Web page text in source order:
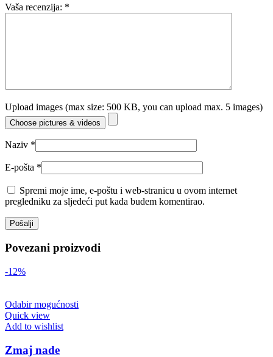
Vaša recenzija: *
Upload images (max size: 500 KB, you can upload max. 5 images)
Choose pictures & videos
Naziv *
E-pošta *
Spremi moje ime, e-poštu i web-stranicu u ovom internet
pregledniku za sljedeći put kada budem komentirao.
Povezani proizvodi
-12%
Odabir mogućnosti
Quick view
Add to wishlist
Zmaj nade